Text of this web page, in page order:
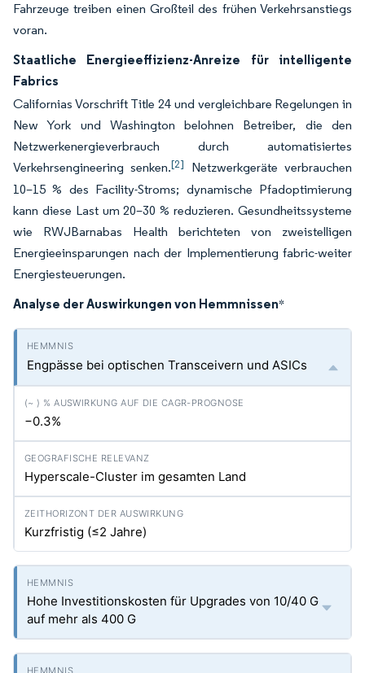
Fahrzeuge treiben einen Großteil des frühen Verkehrsanstiegs
voran.
Staatliche Energieeffizienz-Anreize für intelligente
Fabrics
Californias Vorschrift Title 24 und vergleichbare Regelungen in
New York und Washington belohnen Betreiber, die den
Netzwerkenergieverbrauch durch automatisiertes
Verkehrsengineering senken.[2]
Netzwerkgeräte verbrauchen
10–15 % des Facility-Stroms; dynamische Pfadoptimierung
kann diese Last um 20–30 % reduzieren. Gesundheitssysteme
wie RWJBarnabas Health berichteten von zweistelligen
Energieeinsparungen nach der Implementierung fabric-weiter
Energiesteuerungen.
Analyse der Auswirkungen von Hemmnissen*
Engpässe bei optischen Transceivern und ASICs
−0.3%
Hyperscale-Cluster im gesamten Land
Kurzfristig (≤2 Jahre)
Hohe Investitionskosten für Upgrades von 10/40 G
auf mehr als 400 G